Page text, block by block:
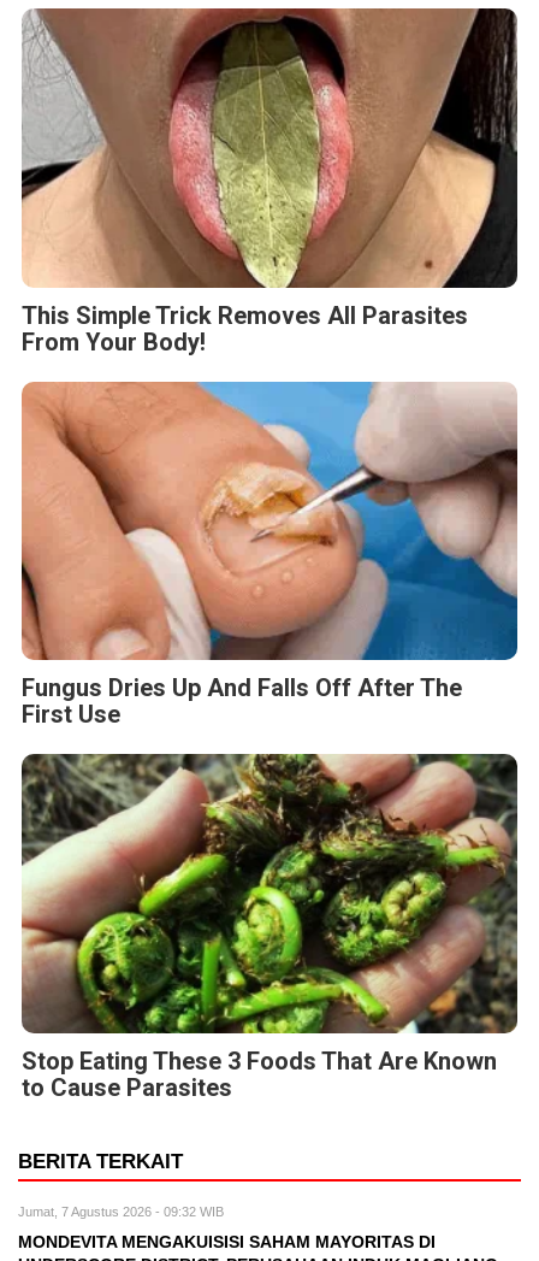
This Simple Trick Removes All Parasites
From Your Body!
Fungus Dries Up And Falls Off After The
First Use
Stop Eating These 3 Foods That Are Known
to Cause Parasites
BERITA TERKAIT
Jumat, 7 Agustus 2026 - 09:32 WIB
MONDEVITA MENGAKUISISI SAHAM MAYORITAS DI